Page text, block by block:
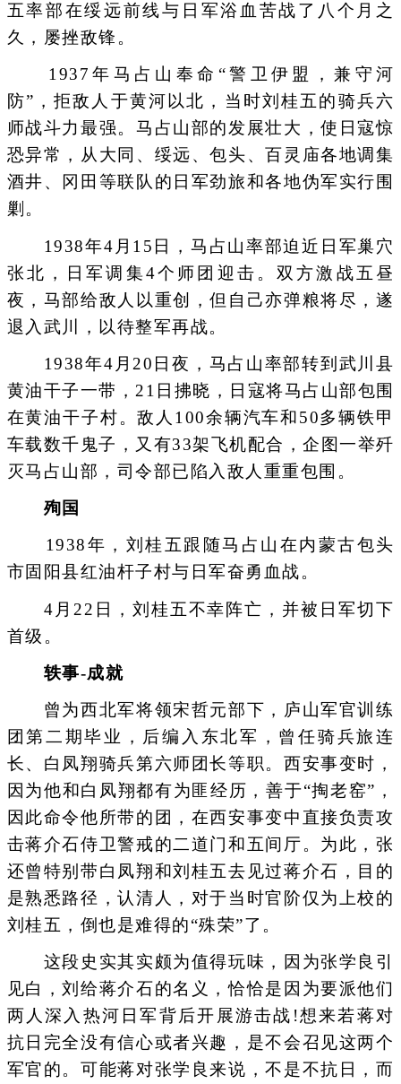
五率部在绥远前线与日军浴血苦战了八个月之
久，屡挫敌锋。
1937年马占山奉命“警卫伊盟，兼守河
防”，拒敌人于黄河以北，当时刘桂五的骑兵六
师战斗力最强。马占山部的发展壮大，使日寇惊
恐异常，从大同、绥远、包头、百灵庙各地调集
酒井、冈田等联队的日军劲旅和各地伪军实行围
剿。
1938年4月15日，马占山率部迫近日军巢穴
张北，日军调集4个师团迎击。双方激战五昼
夜，马部给敌人以重创，但自己亦弹粮将尽，遂
退入武川，以待整军再战。
1938年4月20日夜，马占山率部转到武川县
黄油干子一带，21日拂晓，日寇将马占山部包围
在黄油干子村。敌人100余辆汽车和50多辆铁甲
车载数千鬼子，又有33架飞机配合，企图一举歼
灭马占山部，司令部已陷入敌人重重包围。
殉国
1938年，刘桂五跟随马占山在内蒙古包头
市固阳县红油杆子村与日军奋勇血战。
4月22日，刘桂五不幸阵亡，并被日军切下
首级。
轶事-成就
曾为西北军将领宋哲元部下，庐山军官训练
团第二期毕业，后编入东北军，曾任骑兵旅连
长、白凤翔骑兵第六师团长等职。西安事变时，
因为他和白凤翔都有为匪经历，善于“掏老窑”，
因此命令他所带的团，在西安事变中直接负责攻
击蒋介石侍卫警戒的二道门和五间厅。为此，张
还曾特别带白凤翔和刘桂五去见过蒋介石，目的
是熟悉路径，认清人，对于当时官阶仅为上校的
刘桂五，倒也是难得的“殊荣”了。
这段史实其实颇为值得玩味，因为张学良引
见白，刘给蒋介石的名义，恰恰是因为要派他们
两人深入热河日军背后开展游击战!想来若蒋对
抗日完全没有信心或者兴趣，是不会召见这两个
军官的。可能蒋对张学良来说，不是不抗日，而